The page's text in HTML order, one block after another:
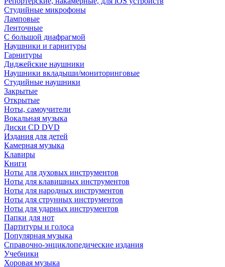
Студийные микрофоны
Ламповые
Ленточные
С большой диафрагмой
Наушники и гарнитуры
Гарнитуры
Диджейские наушники
Наушники вкладыши/мониторинговые
Студийные наушники
Закрытые
Открытые
Ноты, самоучители
Вокальная музыка
Диски CD DVD
Издания для детей
Камерная музыка
Клавиры
Книги
Ноты для духовых инструментов
Ноты для клавишных инструментов
Ноты для народных инструментов
Ноты для струнных инструментов
Ноты для ударных инструментов
Папки для нот
Партитуры и голоса
Популярная музыка
Справочно-энциклопедические издания
Учебники
Хоровая музыка